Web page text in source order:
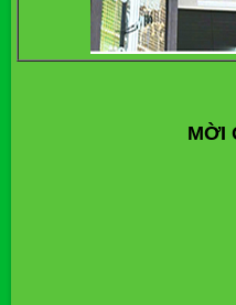
MỜI